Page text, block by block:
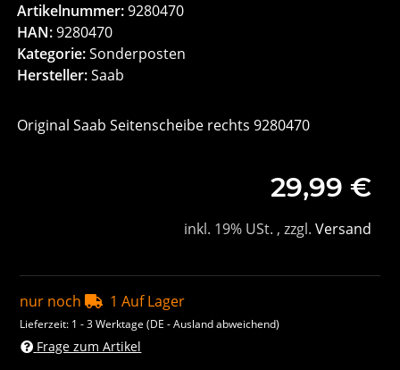
Artikelnummer:9280470
HAN:9280470
Kategorie:Sonderposten
Hersteller:Saab
Original Saab Seitenscheibe rechts 9280470
29,99 €
inkl. 19% USt. , zzgl. Versand
nur noch 1 Auf Lager
Lieferzeit: 1 - 3 Werktage(DE - Ausland abweichend)
Frage zum Artikel